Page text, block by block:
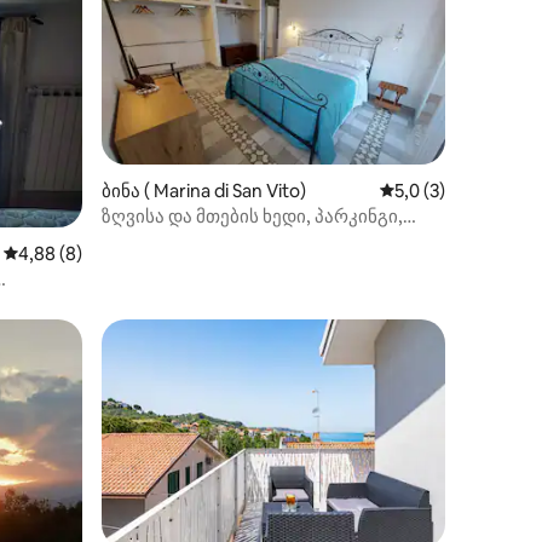
საშუალო შეფასებაა 5‑დან 4,88, 8 მიმოხილვა
4,88 (8)
ბინა ( Marina di San Vito) საშუალო
5,0 (3)
ზღვისა და მთების ხედი, პარკინგი,